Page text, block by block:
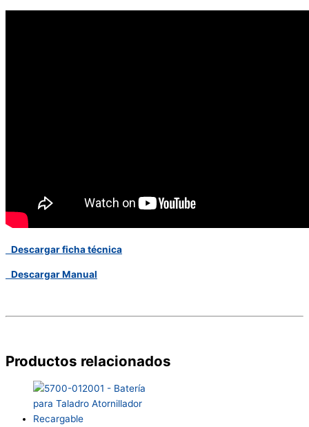
Descargar ficha técnica
Descargar Manual
Productos relacionados